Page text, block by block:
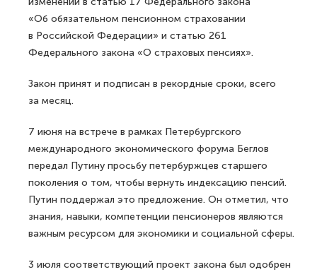
«Об обязательном пенсионном страховании
в Российской Федерации» и статью 261
Федерального закона «О страховых пенсиях».
Закон принят и подписан в рекордные сроки, всего
за месяц.
7 июня на встрече в рамках Петербургского
международного экономического форума Беглов
передал Путину просьбу петербуржцев старшего
поколения о том, чтобы вернуть индексацию пенсий.
Путин поддержал это предложение. Он отметил, что
знания, навыки, компетенции пенсионеров являются
важным ресурсом для экономики и социальной сферы.
3 июля соответствующий проект закона был одобрен